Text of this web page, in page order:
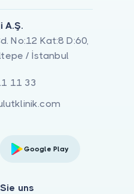
A.Ş.
No:12 Kat:8 D:60,
/ İstanbul
11 33
Google Play
uns